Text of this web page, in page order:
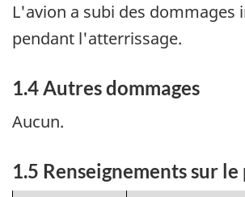
L'avion a subi des dommages
pendant l'atterrissage.
1.4 Autres dommages
Aucun.
1.5 Renseignements sur